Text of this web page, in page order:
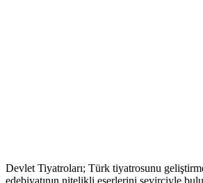
Devlet Tiyatroları; Türk tiyatrosunu